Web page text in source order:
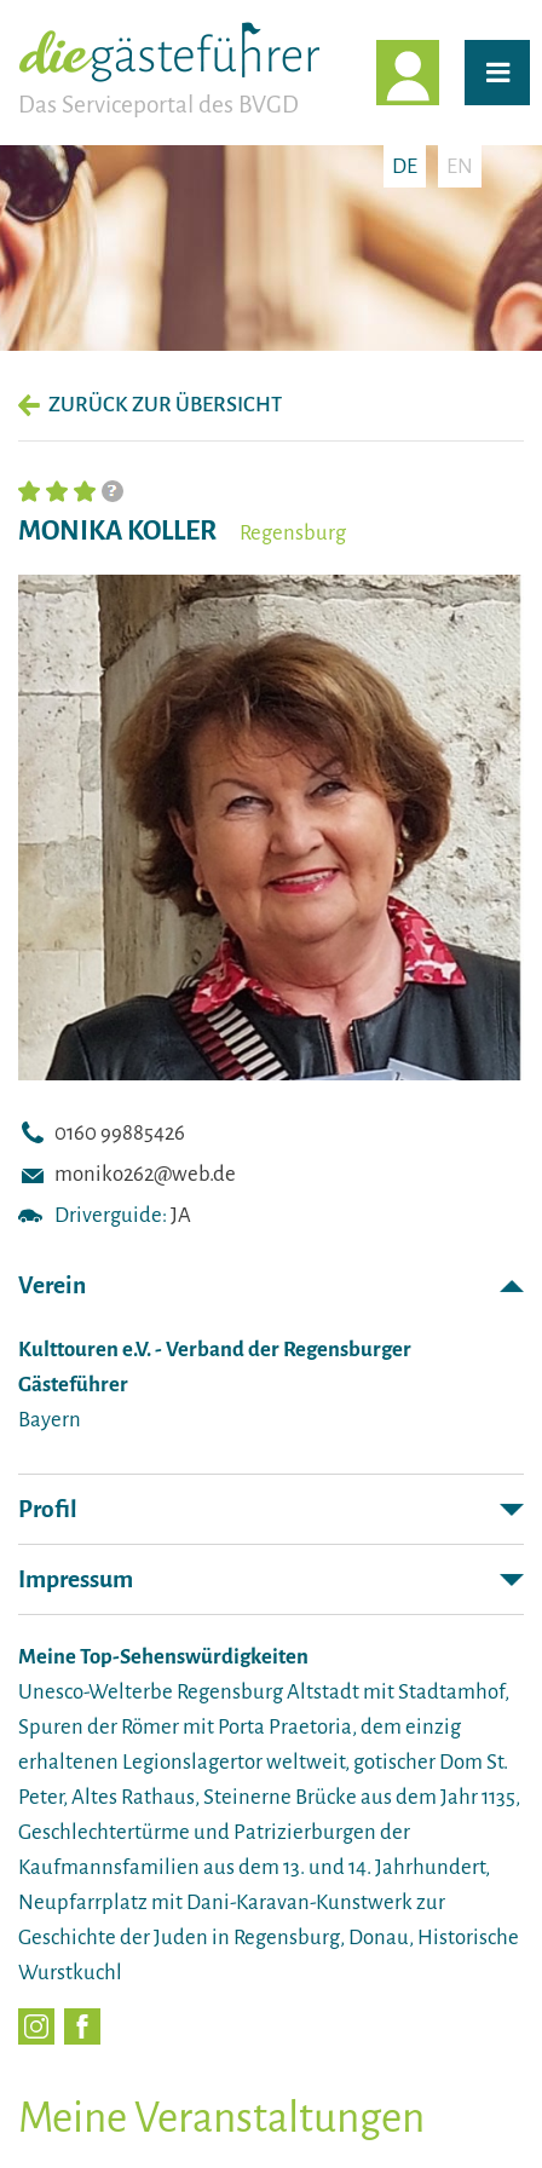
Das Serviceportal des BVGD
DE EN
ZURÜCK ZUR ÜBERSICHT
MONIKA KOLLER Regensburg
0160 99885426
moniko262@web.de
Driverguide: JA
Verein
Kulttouren e.V. - Verband der Regensburger
Gästeführer
Bayern
Profil
Impressum
Meine Top-Sehenswürdigkeiten
Unesco-Welterbe Regensburg Altstadt mit Stadtamhof,
Spuren der Römer mit Porta Praetoria, dem einzig
erhaltenen Legionslagertor weltweit, gotischer Dom St.
Peter, Altes Rathaus, Steinerne Brücke aus dem Jahr 1135,
Geschlechtertürme und Patrizierburgen der
Kaufmannsfamilien aus dem 13. und 14. Jahrhundert,
Neupfarrplatz mit Dani-Karavan-Kunstwerk zur
Geschichte der Juden in Regensburg, Donau, Historische
Wurstkuchl
Meine Veranstaltungen